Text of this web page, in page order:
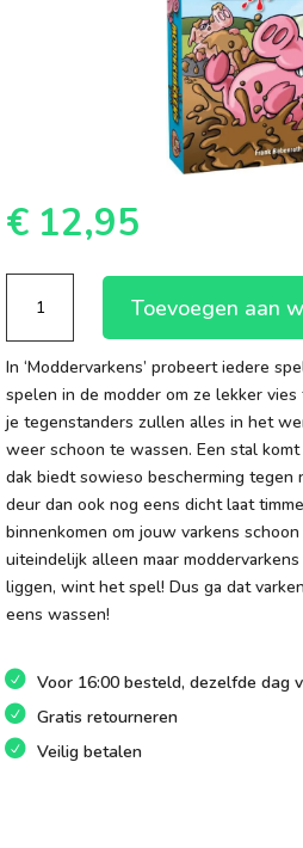
€ 12,95
Moddervarkens
aantal
Toevoegen aan
In ‘Moddervarkens’ probeert iedere
spelen in de modder om ze lekker vies
je tegenstanders zullen alles in het
weer schoon te wassen. Een stal
dak biedt sowieso bescherming tegen
deur dan ook nog eens dicht laat
binnenkomen om jouw varkens
uiteindelijk alleen maar
liggen, wint het spel! Dus ga dat
eens wassen!
Voor 16:00 besteld, dezelfde dag
Gratis retourneren
Veilig betalen